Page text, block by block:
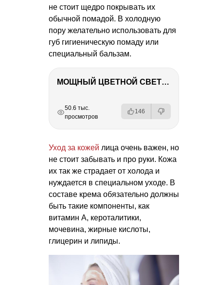
не стоит щедро покрывать их
обычной помадой. В холодную
пору желательно использовать для
губ гигиеническую помаду или
специальный бальзам.
МОЩНЫЙ ЦВЕТНОЙ СВЕТ – NANLITE FC-500C
РЕКЛАМА
РЕКЛАМА
РЕКЛАМА
50.6 тыс.
просмотров
146
Уход за кожей лица очень важен, но
не стоит забывать и про руки. Кожа
их так же страдает от холода и
нуждается в специальном уходе. В
составе крема обязательно должны
быть такие компоненты, как
витамин А, кероталитики,
мочевина, жирные кислоты,
глицерин и липиды.